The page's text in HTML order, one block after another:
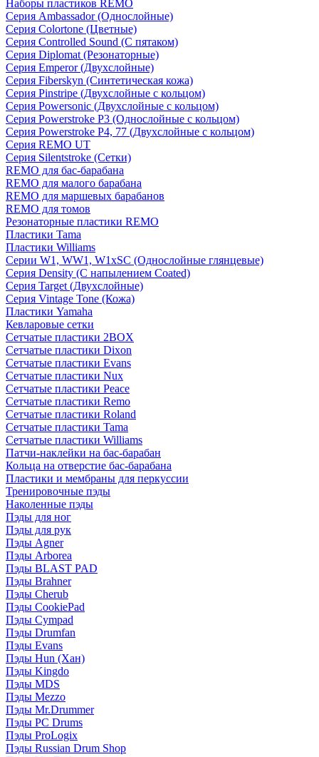
Наборы пластиков REMO
Серия Ambassador (Однослойные)
Серия Colortone (Цветные)
Серия Controlled Sound (С пятаком)
Серия Diplomat (Резонаторные)
Серия Emperor (Двухслойные)
Серия Fiberskyn (Синтетическая кожа)
Серия Pinstripe (Двухслойные с кольцом)
Серия Powersonic (Двухслойные с кольцом)
Серия Powerstroke P3 (Однослойные с кольцом)
Серия Powerstroke P4, 77 (Двухслойные с кольцом)
Серия REMO UT
Серия Silentstroke (Сетки)
REMO для бас-барабана
REMO для малого барабана
REMO для маршевых барабанов
REMO для томов
Резонаторные пластики REMO
Пластики Tama
Пластики Williams
Серии W1, WW1, W1xSC (Однослойные глянцевые)
Серия Density (C напылением Coated)
Серия Target (Двухслойные)
Серия Vintage Tone (Кожа)
Пластики Yamaha
Кевларовые сетки
Сетчатые пластики 2BOX
Сетчатые пластики Dixon
Сетчатые пластики Evans
Сетчатые пластики Nux
Сетчатые пластики Peace
Сетчатые пластики Remo
Сетчатые пластики Roland
Сетчатые пластики Tama
Сетчатые пластики Williams
Патчи-наклейки на бас-барабан
Кольца на отверстие бас-барабана
Пластики и мембраны для перкуссии
Тренировочные пэды
Наколенные пэды
Пэды для ног
Пэды для рук
Пэды Agner
Пэды Arborea
Пэды BLAST PAD
Пэды Brahner
Пэды Cherub
Пэды CookiePad
Пэды Cympad
Пэды Drumfan
Пэды Evans
Пэды Hun (Хан)
Пэды Kingdo
Пэды MDS
Пэды Mezzo
Пэды Mr.Drummer
Пэды PC Drums
Пэды ProLogix
Пэды Russian Drum Shop